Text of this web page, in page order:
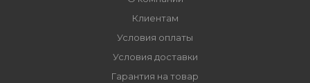
Клиентам
Условия оплаты
Условия доставки
Гарантия на товар